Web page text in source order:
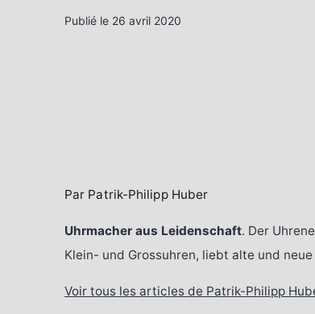
Publié le 26 avril 2020
Par Patrik-Philipp Huber
Uhrmacher aus Leidenschaft. Der
Klein- und Grossuhren, liebt alte und
Voir tous les articles de Patrik-Philipp